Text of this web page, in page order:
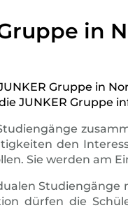
in
Gruppe in
JUNKER Gruppe
den
Sie werden am
dürfen die